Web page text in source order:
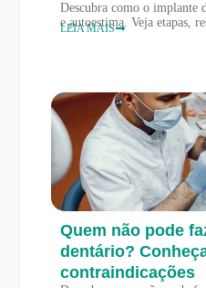
Descubra como o implante
e autoestima. Veja etapas,
LEIA MAIS
Quem não pode
dentário?
contraindicações